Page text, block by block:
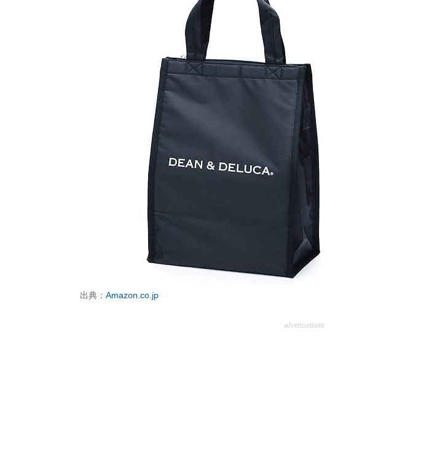
出典： Amazon.co.jp
advertisement